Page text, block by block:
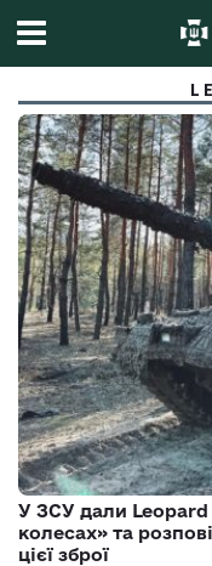
У ЗСУ дали Leopard
колесах» та
цієї зброї